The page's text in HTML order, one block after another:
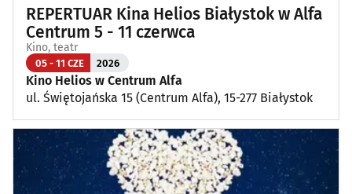
REPERTUAR Kina Helios Białystok w Alfa
Centrum 5 - 11 czerwca
Kino, teatr
05 - 11 CZE 2026
Kino Helios w Centrum Alfa
ul. Świętojańska 15 (Centrum Alfa), 15-277 Białystok